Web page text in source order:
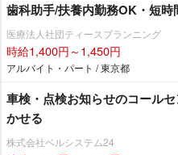
歯科助手/扶養内勤務OK・短時
医療法人社団ティースプランニング
時給1,400円～1,450円
アルバイト・パート / 東京都
車検・点検お知らせのコール
かせる
株式会社ベルシステム24